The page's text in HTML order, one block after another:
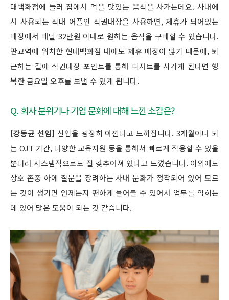
대백화점에 들러 집에서 먹을 맛있는 음식을 사가는데요. 사내에
서 사용되는 식대 어플인 식권대장을 사용하면, 제휴가 되어있는
매장에서 매달 32만원 이내로 원하는 음식을 구매할 수 있습니다.
판교역에 위치한 현대백화점 내에도 제휴 매장이 많기 때문에, 퇴
근하는 길에 식권대장 포인트를 통해 디저트를 사가게 된다면 행
복한 금요일 오후를 보낼 수 있게 됩니다.
Q. 회사 분위기나 기업 문화에 대해 느낀 소감은?
[강동균 선임] 신입을 굉장히 아낀다고 느껴집니다. 3개월이나 되
는 OJT 기간, 다양한 교육지원 등을 통해서 빠르게 적응할 수 있을
뿐더러 시스템적으로도 잘 갖추어져 있다고 느꼈습니다. 이외에도
상호 존중 하에 질문을 장려하는 사내 문화가 정착되어 있어 모르
는 것이 생기면 언제든지 편하게 물어볼 수 있어서 업무를 익히는
데 있어 많은 도움이 되는 것 같습니다.